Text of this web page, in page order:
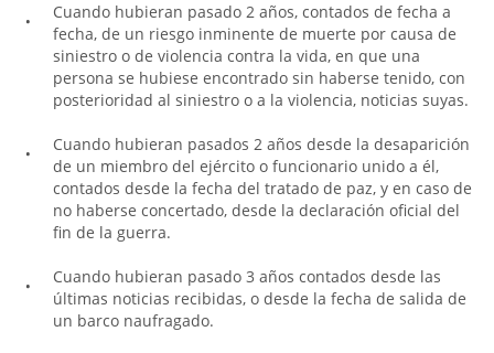
Cuando hubieran pasado 2 años, contados de fecha a
fecha, de un riesgo inminente de muerte por causa de
siniestro o de violencia contra la vida, en que una
persona se hubiese encontrado sin haberse tenido, con
posterioridad al siniestro o a la violencia, noticias suyas.
Cuando hubieran pasados 2 años desde la desaparición
de un miembro del ejército o funcionario unido a él,
contados desde la fecha del tratado de paz, y en caso de
no haberse concertado, desde la declaración oficial del
fin de la guerra.
Cuando hubieran pasado 3 años contados desde las
últimas noticias recibidas, o desde la fecha de salida de
un barco naufragado.